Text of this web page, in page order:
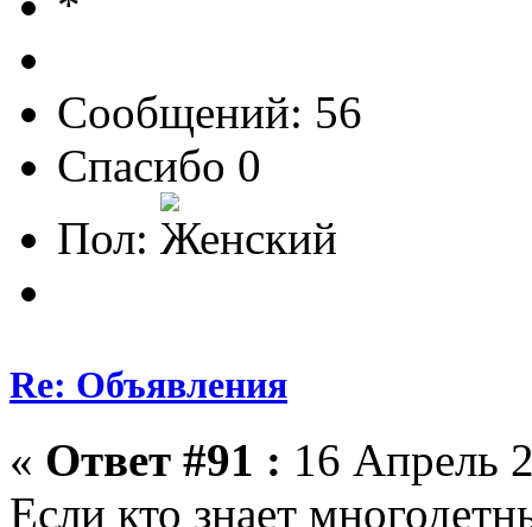
Сообщений: 56
Спасибо 0
Пол:
Re: Объявления
« Ответ #91 : 16 Апрель
Если кто знает